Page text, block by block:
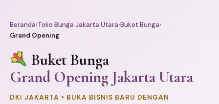
Beranda›Toko Bunga Jakarta Utara›Buket Bunga›
Grand Opening
Buket Bunga
Grand Opening Jakarta Utara
DKI JAKARTA • BUKA BISNIS BARU DENGAN